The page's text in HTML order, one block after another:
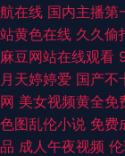
航在线 国内主播第
站黄色在线 久久偷
麻豆网站在线观看
月天婷婷爱 国产不
网 美女视频黄全免
色图乱伦小说 免费
品 成人午夜视频